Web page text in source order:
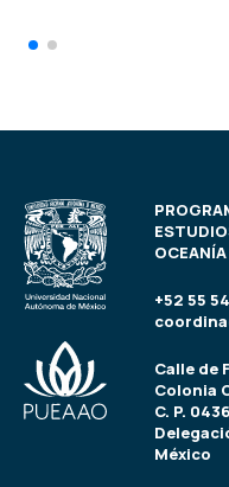
OCEANÍA
+52 55
Calle de
Colonia
C. P.
México